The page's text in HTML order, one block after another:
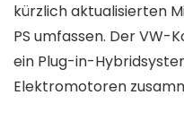
kürzlich aktualisierten
PS umfassen. Der VW-
ein Plug-in-
Elektromotoren